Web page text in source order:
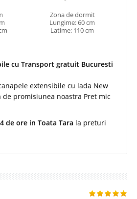
Zona de dormit
Lungime: 60 cm
Latime: 110 cm
cu Transport gratuit Bucuresti
extensibile cu lada New
de promisiunea noastra Pret mic
de ore in Toata Tara la preturi